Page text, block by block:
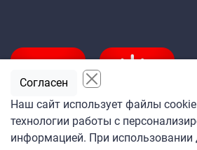
Подпишитесь
Наш сайт использует файлы
технологии работы с
информацией. При использовании
Согласен